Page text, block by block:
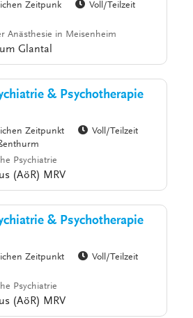
Zeitpunk
Voll/Teilzeit
Anästhesie in Meisenheim
Glantal
& Psychotherapie
Zeitpunkt
Voll/Teilzeit
Psychiatrie
(AöR) MRV
& Psychotherapie
Zeitpunkt
Voll/Teilzeit
Psychiatrie
(AöR) MRV